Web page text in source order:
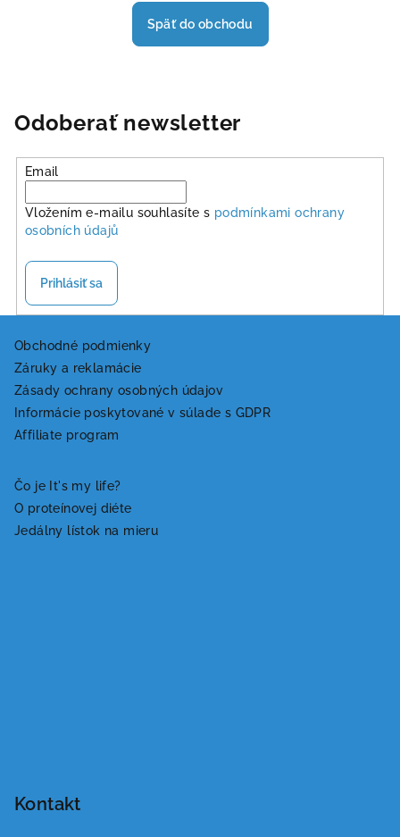
Späť do obchodu
Odoberať newsletter
Email
Vložením e-mailu souhlasíte s podmínkami ochrany
osobních údajů
Prihlásiť sa
Obchodné podmienky
Záruky a reklamácie
Zásady ochrany osobných údajov
Informácie poskytované v súlade s GDPR
Affiliate program
Čo je It's my life?
O proteínovej diéte
Jedálny lístok na mieru
Kontakt